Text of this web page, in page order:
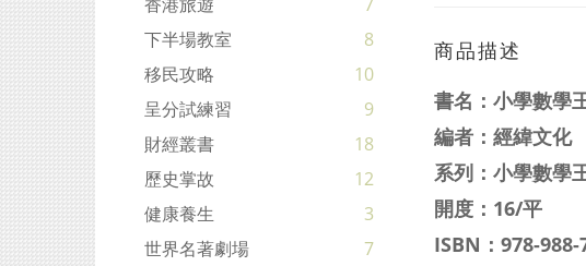
下半場教室
8
移民攻略
10
呈分試練習
9
財經叢書
18
歷史掌故
12
健康養生
3
世界名著劇場
7
商品描述
書名： 小學數學
編者：經緯文化
系列： 小學數學
開度：16/平
ISBN： 978-988-